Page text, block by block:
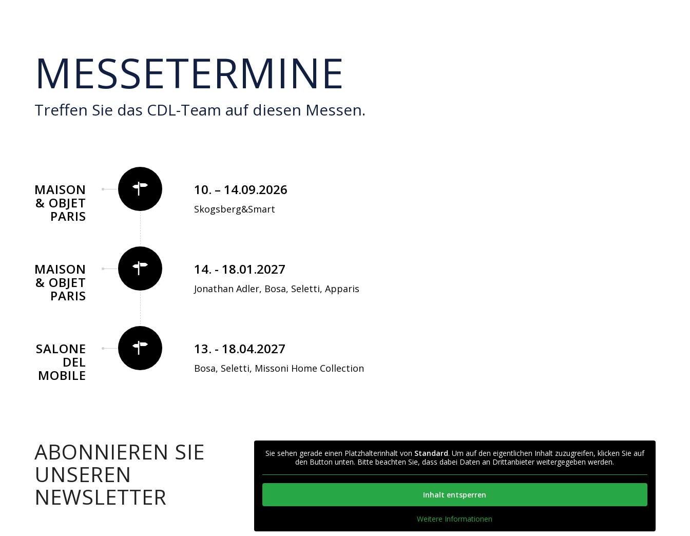
MESSETERMINE
Treffen Sie das CDL-Team auf diesen Messen.
MAISON
& OBJET
PARIS
10. – 14.09.2026
Skogsberg&Smart
MAISON
& OBJET
PARIS
14. - 18.01.2027
Jonathan Adler, Bosa, Seletti, Apparis
SALONE
DEL
MOBILE
13. - 18.04.2027
Bosa, Seletti, Missoni Home Collection
ABONNIEREN SIE
UNSEREN
NEWSLETTER
Sie sehen gerade einen Platzhalterinhalt von Standard. Um auf den eigentlichen Inhalt zuzugreifen, klicken Sie auf
den Button unten. Bitte beachten Sie, dass dabei Daten an Drittanbieter weitergegeben werden.
Inhalt entsperren
Weitere Informationen